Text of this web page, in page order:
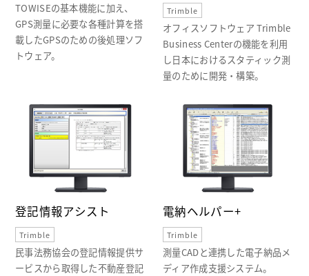
TOWISEの基本機能に加え、
GPS測量に必要な各種計算を搭
載したGPSのための後処理ソフ
トウェア。
Trimble
オフィスソフトウェア Trimble
Business Centerの機能を利用
し日本におけるスタティック測
量のために開発・構築。
登記情報アシスト
Trimble
民事法務協会の登記情報提供サ
ービスから取得した不動産登記
電納ヘルパー+
Trimble
測量CADと連携した電子納品メ
ディア作成支援システム。